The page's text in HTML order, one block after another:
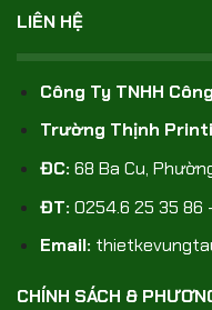
LIÊN HỆ
Công Ty TNHH
Trường Thịnh
ĐC: 68 Ba Cu,
ĐT: 0254.6 25 35 86
Email:
CHÍNH SÁCH &